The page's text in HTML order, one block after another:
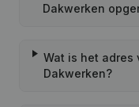
Dakwerken
Wat is het adres
Dakwerken?